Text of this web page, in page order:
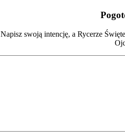
Napisz swoją intencję, a Rycerze